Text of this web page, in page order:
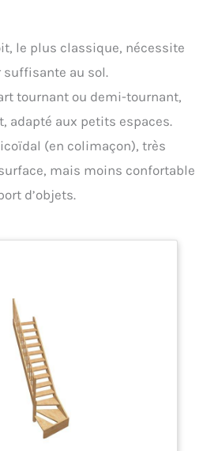
le plus classique, nécessite
suffisante au sol.
tournant ou demi-tournant,
adapté aux petits espaces.
(en colimaçon), très
mais moins confortable
d’objets.